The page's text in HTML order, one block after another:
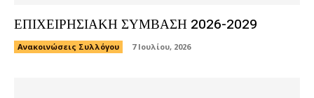
ΕΠΙΧΕΙΡΗΣΙΑΚΗ ΣΥΜΒΑΣΗ 2026-2029
Ανακοινώσεις Συλλόγου 7 Ιουλίου, 2026